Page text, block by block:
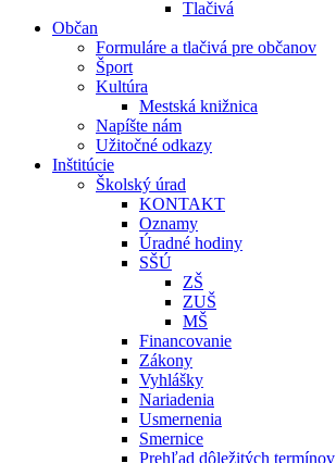
Tlačivá
Občan
Formuláre a tlačivá pre občanov
Šport
Kultúra
Mestská knižnica
Napíšte nám
Užitočné odkazy
Inštitúcie
Školský úrad
KONTAKT
Oznamy
Úradné hodiny
SŠÚ
ZŠ
ZUŠ
MŠ
Financovanie
Zákony
Vyhlášky
Nariadenia
Usmernenia
Smernice
Prehľad dôležitých termínov